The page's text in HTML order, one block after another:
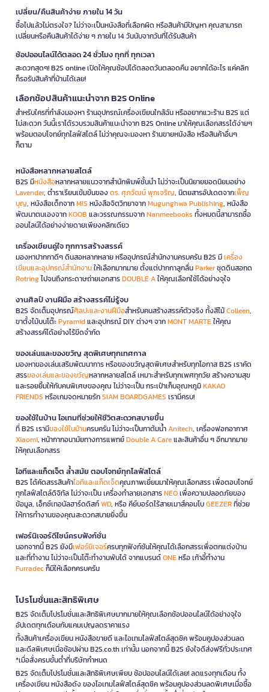
เปลี่ยน/คืนสินค้าง่าย ภายใน 14 วัน
ซื้อไปแล้วไม่ตรงใจ? ไม่ว่าจะเป็นหนังสือที่เลือกผิด หรือสินค้ามีปัญหา คุณสามารถ
เปลี่ยนหรือคืนสินค้าได้ง่าย ๆ ภายใน 14 วันนับจากวันที่ได้รับสินค้า
ช้อปออนไลน์ได้ตลอด 24 ชั่วโมง ทุกที่ ทุกเวลา
สะดวกสุดๆ! B2S online เปิดให้คุณช้อปได้ตลอดวันตลอดคืน อยากได้อะไร แค่คลิก
ก็รอรับสินค้าที่บ้านได้เลย!
เลือกช้อปสินค้าแนะนำจาก B2S Online
สำหรับใครที่กำลังมองหา ร้านอุปกรณ์เครื่องเขียนใกล้ฉัน หรืออยากแวะร้าน B2S แต่
ไม่สะดวก วันนี้เราได้รวบรวมสินค้าแนะนำจาก B2S Online มาให้คุณเลือกสรรได้ง่ายๆ
พร้อมตอบโจทย์ทุกไลฟ์สไตล์ ไม่ว่าคุณจะมองหา ร้านขายหนังสือ หรือสินค้าอื่นๆ
ก็ตาม
หนังสือหลากหลายสไตล์
B2S มีหนังสือหลากหลายแนวจากสำนักพิมพ์ชั้นนำ ไม่ว่าจะเป็นนิยายยอดนิยมอย่าง
Lavender, ตำราเรียนเข้มข้นของดร. ศุภวัฒน์ พุกเจริญ, นิตยสารอัปเดตจากเพ็ญ
บุญ, หนังสือเด็กจากMIS หนังสือจิตวิทยาจากMugunghwa Publishing, หนังสือ
พัฒนาตนเองจากKOOB และวรรณกรรมจากNanmeebooks ทั้งหมดนี้สามารถซื้อ
ออนไลน์ได้อย่างง่ายดายเพียงคลิกเดียว
เครื่องเขียนคู่ใจ ทุกการสร้างสรรค์
มองหาปากกาดีๆ ดินสอหลากหลาย หรืออุปกรณ์สำนักงานครบครัน B2S มีเครื่อง
เขียนและอุปกรณ์สำนักงานให้เลือกมากมาย ตั้งแต่ปากกาลูกลื่นParkerชุดดินสอกด
Rotringไปจนถึงกระดาษถ่ายเอกสารDOUBLE Aให้คุณเลือกใช้ได้อย่างจุใจ
งานศิลป์ งานฝีมือ สร้างสรรค์ไม่รู้จบ
B2S จัดเต็มอุปกรณ์ศิลปะและงานฝีมือสำหรับคนสร้างสรรค์ตัวจริง ทั้งสีไม้Colleen,
ขาตั้งไม้บนโต๊ะPyramidและอุปกรณ์ DIY ต่างๆ จากMONT MARTEให้คุณ
สร้างสรรค์ได้อย่างไร้ขีดจำกัด
ของเล่นและของขวัญ สุดพิเศษทุกเทศกาล
มองหาของเล่นเสริมพัฒนาการ หรือของขวัญสุดพิเศษสำหรับทุกโอกาส B2S เราคัด
สรรของเล่นและของขวัญหลากหลายสไตล์ เหมาะสำหรับทุกเพศทุกวัย สร้างความสุข
และรอยยิ้มให้กับคนพิเศษของคุณ ไม่ว่าจะเป็น กระเป๋าเก็บอุณหภูมิKAKAO
FRIENDS หรือเกมจดหมายรักSIAM BOARDGAMES เรามีครบ!
ของใช้ในบ้าน ไอเทมที่ช่วยให้ชีวิตสะดวกสบายขึ้น
ที่ B2S เรามีของใช้ในบ้านครบครัน ไม่ว่าจะเป็นกาต้มน้ำAnitech, เครื่องฟอกอากาศ
Xiaomi, หน้ากากอนามัยทางการแพทย์Double A Careและสินค้าอื่น ๆ อีกมากมาย
ให้คุณเลือกสรร
ไอทีและแก็ดเจ็ต ล้ำสมัย ตอบโจทย์ทุกไลฟ์สไตล์
B2S ได้คัดสรรสินค้าไอทีและแก็ดเจ็ตคุณภาพเยี่ยมมาให้คุณเลือกสรร เพื่อตอบโจทย์
ทุกไลฟ์สไตล์ดิจิทัล ไม่ว่าจะเป็น เครื่องทำลายเอกสารNEOเพื่อความปลอดภัยของ
ข้อมูล, เอ็กซ์เทอนัลฮาร์ดดิสก์WD, หรือ คีย์บอร์ดไร้สายเมาส์คอมโบGEEZERที่ช่วย
ให้การทำงานของคุณสะดวกสบายยิ่งขึ้น
เฟอร์นิเจอร์ดีไซน์ครบฟังก์ชั่น
นอกจากนี้ B2S ยังมีเฟอร์นิเจอร์ครบทุกฟังก์ชันให้คุณได้เลือกสรรเพื่อตกแต่งบ้าน
และที่ทำงาน ไม่ว่าจะเป็นโต๊ะทำงานพับได้ จากแบรนด์ONEหรือ เก้าอี้ทำงาน
Furradecก็มีให้เลือกครบครัน
โปรโมชั่นและสิทธิพิเศษ
B2S จัดเต็มโปรโมชั่นและสิทธิพิเศษมากมายให้คุณเลือกช้อปออนไลน์ได้อย่างจุใจ
อัปเดตทุกเดือนกับแคมเปญลดราคาแรง
ทั้งสินค้าเครื่องเขียน หนังสือขายดี และไอเทมไลฟ์สไตล์สุดชิค พร้อมคูปองส่วนลด
และดีลพิเศษเมื่อช้อปผ่าน B2S.co.th เท่านั้น นอกจากนี้ B2S ยังใจดีส่งฟรีทั่วประเทศ
*เมื่อสั่งครบขั้นต่ำที่บริษัทกำหนด
B2S จัดเต็มโปรโมชั่นและสิทธิพิเศษเพียบ ช้อปออนไลน์ได้เลย! ลดแรงทุกเดือน ทั้ง
เครื่องเขียน หนังสือดัง ของไอเทมไลฟ์สไตล์สุดชิค พร้อมคูปองส่วนลดพิเศษเมื่อซื้อ